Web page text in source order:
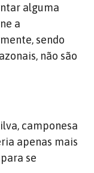
alguma
a
sendo
não são
camponesa
apenas mais
se